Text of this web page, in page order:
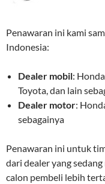
Penawaran ini kami
Indonesia:
Dealer mobil:
Toyota, dan lain
Dealer motor:
sebagainya
Penawaran ini untuk
dari dealer yang
calon pembeli lebih